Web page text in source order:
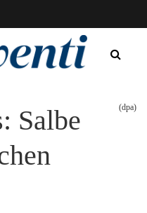
Salbe
(dpa)